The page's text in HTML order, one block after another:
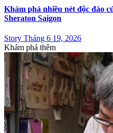
Khám phá nhiều nét độc đáo
Sheraton Saigon
Story Tháng 6 19, 2026
Khám phá thêm